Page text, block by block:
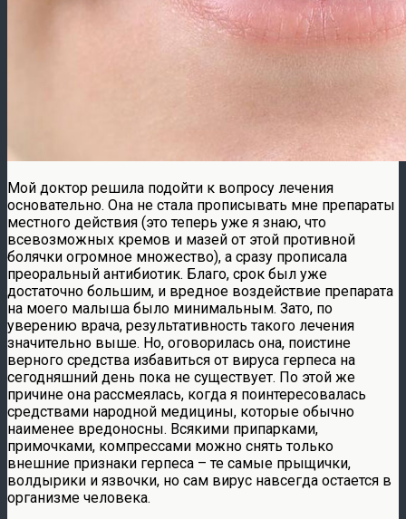
Мой доктор решила подойти к вопросу лечения
основательно. Она не стала прописывать мне препараты
местного действия (это теперь уже я знаю, что
всевозможных кремов и мазей от этой противной
болячки огромное множество), а сразу прописала
преоральный антибиотик. Благо, срок был уже
достаточно большим, и вредное воздействие препарата
на моего малыша было минимальным. Зато, по
уверению врача, результативность такого лечения
значительно выше. Но, оговорилась она, поистине
верного средства избавиться от вируса герпеса на
сегодняшний день пока не существует. По этой же
причине она рассмеялась, когда я поинтересовалась
средствами народной медицины, которые обычно
наименее вредоносны. Всякими припарками,
примочками, компрессами можно снять только
внешние признаки герпеса – те самые прыщички,
волдырики и язвочки, но сам вирус навсегда остается в
организме человека.